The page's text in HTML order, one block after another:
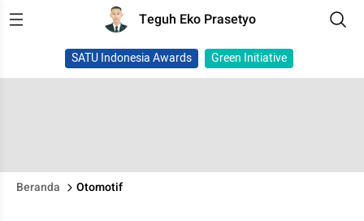
Teguh Eko Prasetyo
SATU Indonesia Awards Green Initiative
Beranda Otomotif